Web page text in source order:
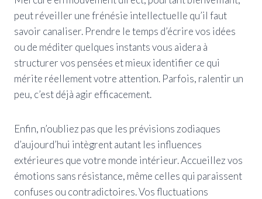
peut réveiller une frénésie intellectuelle qu’il faut
savoir canaliser. Prendre le temps d’écrire vos idées
ou de méditer quelques instants vous aidera à
structurer vos pensées et mieux identifier ce qui
mérite réellement votre attention. Parfois, ralentir un
peu, c’est déjà agir efficacement.
Enfin, n’oubliez pas que les prévisions zodiaques
d’aujourd’hui intègrent autant les influences
extérieures que votre monde intérieur. Accueillez vos
émotions sans résistance, même celles qui paraissent
confuses ou contradictoires. Vos fluctuations